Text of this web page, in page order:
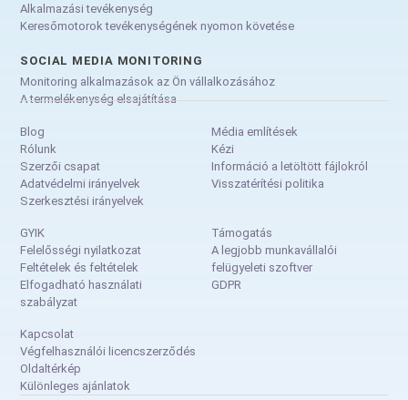
Alkalmazási tevékenység
Keresőmotorok tevékenységének nyomon követése
SOCIAL MEDIA MONITORING
Monitoring alkalmazások az Ön vállalkozásához
A termelékenység elsajátítása
Blog
Rólunk
Szerzői csapat
Adatvédelmi irányelvek
Szerkesztési irányelvek
Média említések
Kézi
Információ a letöltött fájlokról
Visszatérítési politika
GYIK
Felelősségi nyilatkozat
Feltételek és feltételek
Elfogadható használati
szabályzat
Támogatás
A legjobb munkavállalói
felügyeleti szoftver
GDPR
Kapcsolat
Végfelhasználói licencszerződés
Oldaltérkép
Különleges ajánlatok